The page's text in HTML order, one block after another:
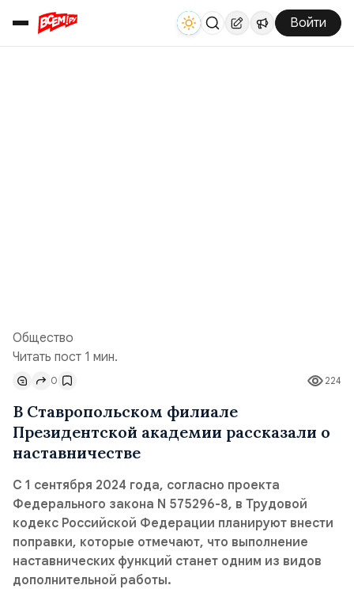
Войти
Общество
Читать пост 1 мин.
224
0
В Ставропольском филиале
Президентской академии рассказали о
наставничестве
С 1 сентября 2024 года, согласно проекта
Федерального закона N 575296-8, в Трудовой
кодекс Российской Федерации планируют внести
поправки, которые отмечают, что выполнение
наставнических функций станет одним из видов
дополнительной работы.